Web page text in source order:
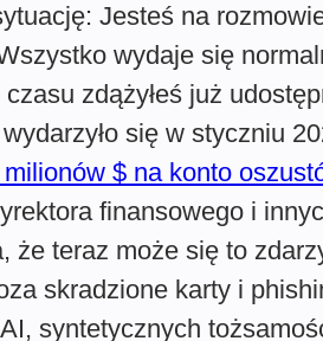
Jesteś na
wydaje się
czasu zdążyłeś już
się w styczniu
$ na konto
finansowego i
że teraz może się to
skradzione karty i
syntetycznych